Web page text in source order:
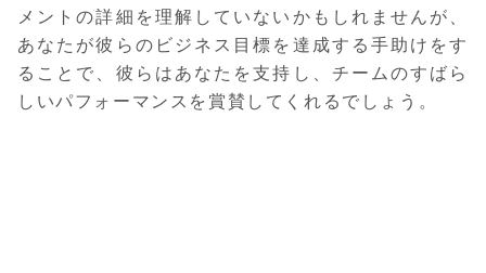
メントの詳細を理解していないかもしれませんが、
あなたが彼らのビジネス目標を達成する手助けをす
ることで、彼らはあなたを支持し、チームのすばら
しいパフォーマンスを賞賛してくれるでしょう。